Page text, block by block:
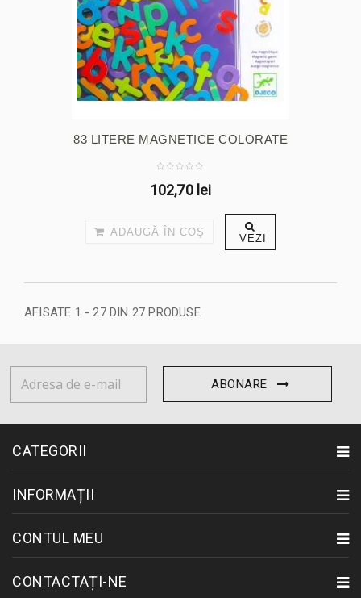
83 LITERE MAGNETICE COLORATE
102,70 lei
ADAUGĂ ÎN COŞ VEZI
AFISATE 1 - 27 DIN 27 PRODUSE
ABONARE
CATEGORII
INFORMAȚII
CONTUL MEU
CONTACTAȚI-NE